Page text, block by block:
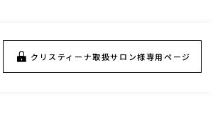
クリスティーナ取扱サロン様専用ページ